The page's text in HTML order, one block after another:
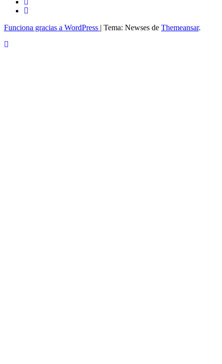
Funciona gracias a WordPress Tema: Newses de Themeansar.